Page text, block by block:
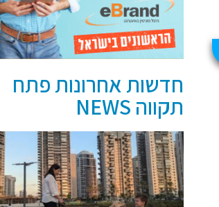
חדשות אחרונות פתח
תקווה NEWS